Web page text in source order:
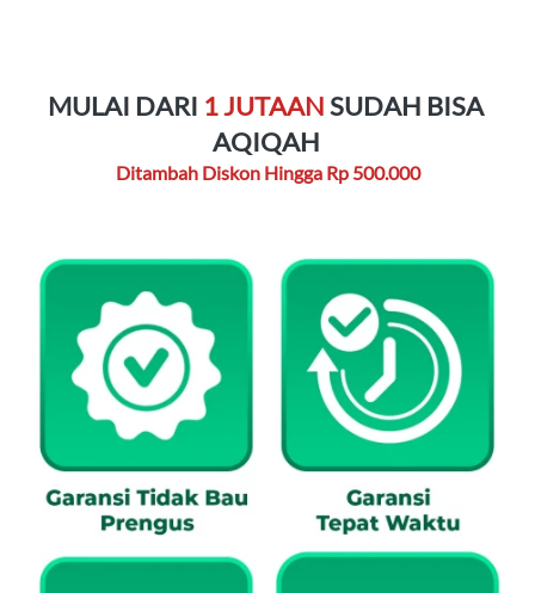
MULAI DARI 1 JUTAAN SUDAH BISA
AQIQAH
Ditambah Diskon Hingga Rp 500.000